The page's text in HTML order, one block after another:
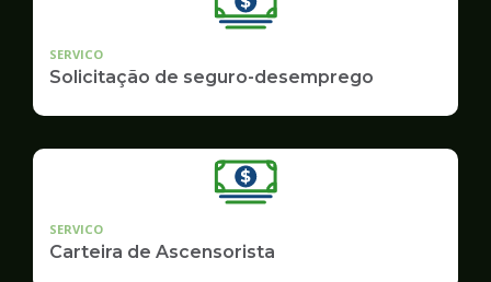
SERVICO
Solicitação de seguro-desemprego
SERVICO
Carteira de Ascensorista